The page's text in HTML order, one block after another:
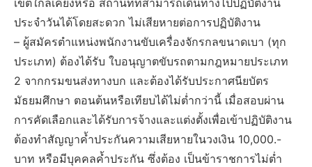
เขตใกล้เคียงหรือ สถานที่ที่สามารถเดินทางไปปฏิบัติงาน
ประจำวันได้โดยสะดวก ไม่เสียหายต่อการปฏิบัติงาน
– ผู้สมัครตำแหน่งพนักงานขับเครื่องจักรกลขนาดเบา (ทุก
ประเภท) ต้องได้รับ ใบอนุญาตขับรถตามกฎหมายประเภท
2 จากกรมขนส่งทางบก และต้องได้รับประกาศนียบัตร
มัธยมศึกษา ตอนต้นหรือเทียบได้ไม่ต่ำกว่านี้ เมื่อสอบผ่าน
การคัดเลือกและได้รับการจ้างและแต่งตั้งเพื่อเข้าปฏิบัติงาน
ต้องทำสัญญาค้ำประกันความเสียหายในวงเงิน 10,000.-
บาท หรือมีบุคคลค้ำประกัน ซึ่งต้อง เป็นข้าราชการไม่ต่ำ